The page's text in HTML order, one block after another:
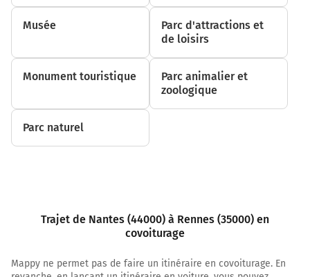
Musée
Parc d'attractions et
de loisirs
Monument touristique
Parc animalier et
zoologique
Parc naturel
Trajet de Nantes (44000) à Rennes (35000) en
covoiturage
Mappy ne permet pas de faire un itinéraire en covoiturage. En